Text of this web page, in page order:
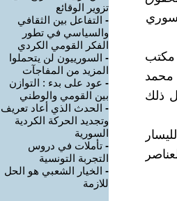
مكتب
محمد
ذلك
تزوير الوقائع
- التفاعل بين الثقافي
والسياسي في تطور
الفكر القومي الكردي
- السورييون لن يتحملوا
المزيد من المفاجآت
- عود على بدء : التوازن
بين القومي والوطني
- الحدث الذي أعاد تعريف
وتجديد الحركة الكردية
السورية
- تأملات في دروس
التجربة التونسية
- الخيار الشعبي هو الحل
للازمة